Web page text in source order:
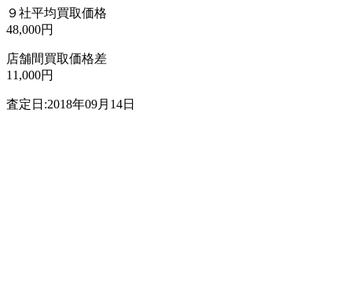
９社平均買取価格
48,000円
店舗間買取価格差
11,000円
査定日:2018年09月14日